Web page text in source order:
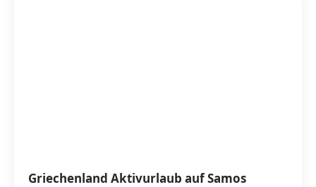
Griechenland Aktivurlaub auf Samos